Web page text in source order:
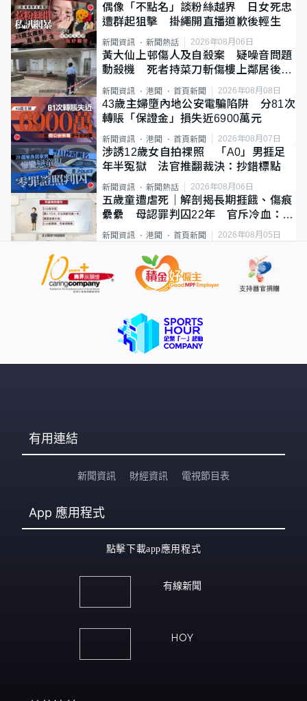
偶像「不點名」談粉絲越界 日女死忠
遭群起狙擊 掛繩開直播道歉後輕生
新聞資訊 新聞熱話 2026年08月06日
黃大仙上邨傷人及自殺案 疑噪音問題
動殺機 死者持菜刀斬傷樓上鄰居後墮
新聞資訊 港聞 首頁新聞 2026年08月08日
43歲主婦墮內地公安電騙陷阱 分81次
轉賬「保證金」損失近6900萬元
新聞資訊 港聞 首頁新聞 2026年08月07日
涉誘12歲女自拍祼照 「A0」男捱足
年半冤獄 法官推翻裁決：抄錯標點
新聞資訊 新聞熱話 2026年08月06日
五歲童遭虐死｜解剖揭長期捱餓、傷痕
纍纍 母認罪判囚22年 官斥冷血：同
類案最惡劣
新聞資訊 港聞 首頁新聞 2026年08月05日
有用連結
新聞資訊 財經資訊 電視節目表
App 應用程式
點擊下載app應用程式
有線新聞
HOY